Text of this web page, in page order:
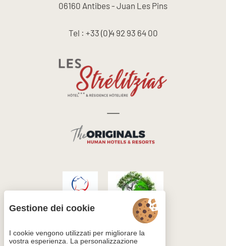
06160 Antibes - Juan Les Pins
Tel : +33 (0)4 92 93 64 00
Gestione dei cookie
I cookie vengono utilizzati per migliorare la
vostra esperienza. La personalizzazione